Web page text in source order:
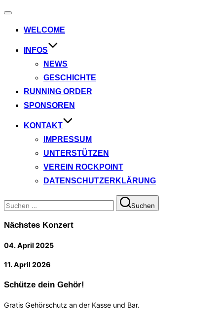
Navigation
WELCOME
INFOS
NEWS
GESCHICHTE
RUNNING ORDER
SPONSOREN
KONTAKT
IMPRESSUM
UNTERSTÜTZEN
VEREIN ROCKPOINT
DATENSCHUTZERKLÄRUNG
Suchen
nach:
Suchen
Nächstes Konzert
04. April 2025
11. April 2026
Schütze dein Gehör!
Gratis Gehörschutz an der Kasse und Bar.